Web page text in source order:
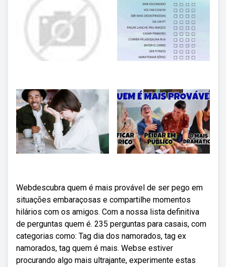
Webdescubra quem é mais provável de ser pego em
situações embaraçosas e compartilhe momentos
hilários com os amigos. Com a nossa lista definitiva
de perguntas quem é. 235 perguntas para casais, com
categorias como: Tag dia dos namorados, tag ex
namorados, tag quem é mais. Webse estiver
procurando algo mais ultrajante, experimente estas